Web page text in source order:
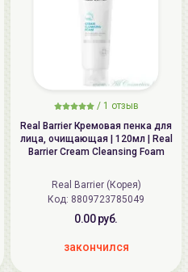
/ 1 отзыв
Real Barrier Кремовая пенка для
лица, очищающая | 120мл | Real
Barrier Cream Cleansing Foam
Real Barrier (Корея)
Код: 8809723785049
0.00 руб.
закончился